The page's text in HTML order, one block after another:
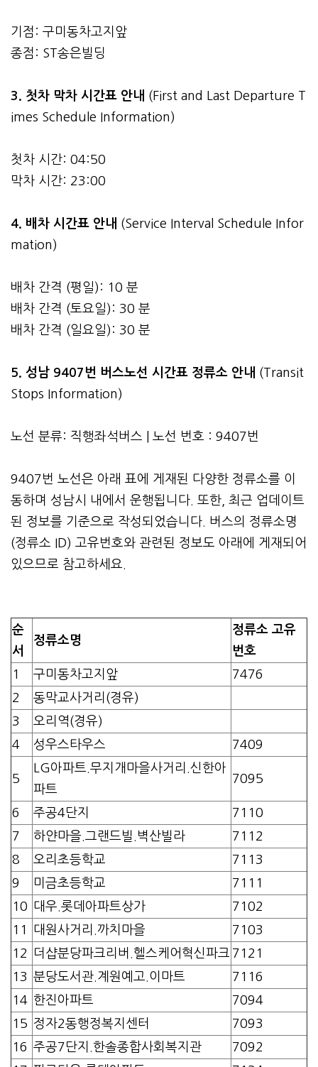
기점: 구미동차고지앞
종점: ST송은빌딩
3. 첫차 막차 시간표 안내 (First and Last Departure T
imes Schedule Information)
첫차 시간: 04:50
막차 시간: 23:00
4. 배차 시간표 안내 (Service Interval Schedule Infor
mation)
배차 간격 (평일): 10 분
배차 간격 (토요일): 30 분
배차 간격 (일요일): 30 분
5. 성남 9407번 버스노선 시간표 정류소 안내 (Transit
Stops Information)
노선 분류: 직행좌석버스 | 노선 번호 : 9407번
9407번 노선은 아래 표에 게재된 다양한 정류소를 이
동하며 성남시 내에서 운행됩니다. 또한, 최근 업데이트
된 정보를 기준으로 작성되었습니다. 버스의 정류소명
(정류소 ID) 고유번호와 관련된 정보도 아래에 게재되어
있으므로 참고하세요.
순
서
정류소명
정류소 고유
번호
1
구미동차고지앞
7476
2
동막교사거리(경유)
3
오리역(경유)
4
성우스타우스 7409
5
LG아파트.무지개마을사거리.신한아
파트
7095
6 주공4단지
7110
7
하얀마을.그랜드빌.벽산빌라
7112
8
오리초등학교
7113
9
미금초등학교
7111
10 대우.롯데아파트상가
7102
11
대원사거리.까치마을
7103
12
더샵분당파크리버.헬스케어혁신파크 7121
13 분당도서관.계원예고.이마트
7116
14 한진아파트
7094
15 정자2동행정복지센터
7093
16 주공7단지.한솔종합사회복지관
7092